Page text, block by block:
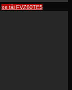
xe tải FVZ60TE5